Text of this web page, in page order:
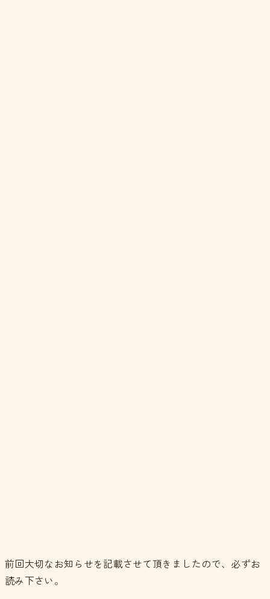
前回大切なお知らせを記載させて頂きましたので、必ずお
読み下さい。